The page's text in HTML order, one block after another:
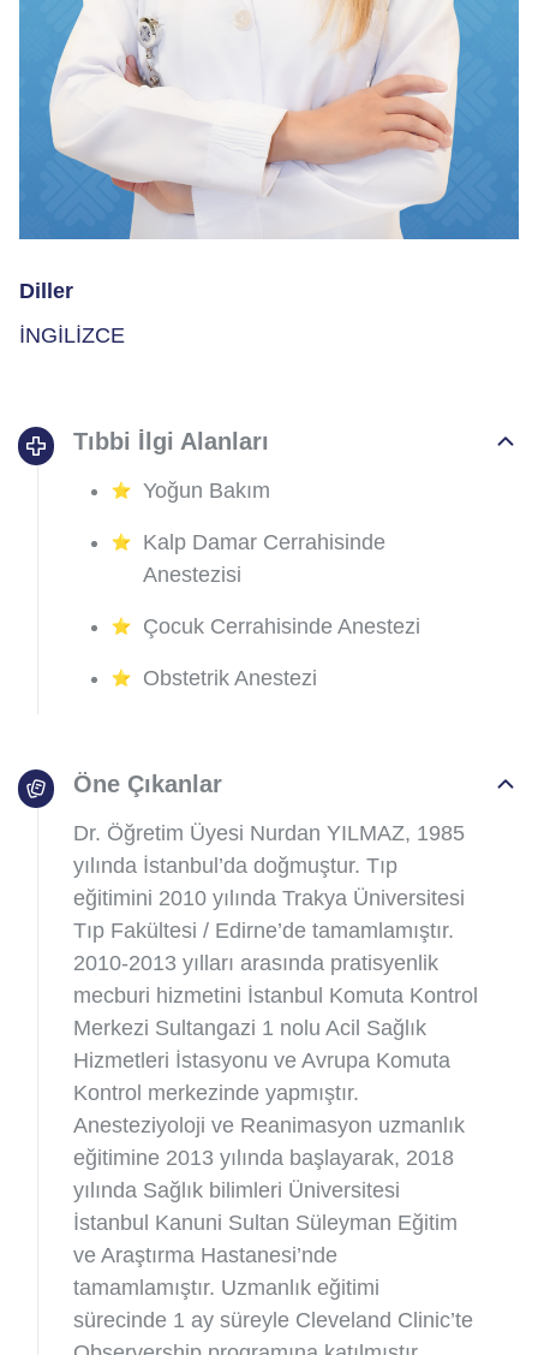
Diller
İNGİLİZCE
Tıbbi İlgi Alanları
Yoğun Bakım
Kalp Damar Cerrahisinde
Anestezisi
Çocuk Cerrahisinde Anestezi
Obstetrik Anestezi
Öne Çıkanlar
Dr. Öğretim Üyesi Nurdan YILMAZ, 1985
yılında İstanbul’da doğmuştur. Tıp
eğitimini 2010 yılında Trakya Üniversitesi
Tıp Fakültesi / Edirne’de tamamlamıştır.
2010-2013 yılları arasında pratisyenlik
mecburi hizmetini İstanbul Komuta Kontrol
Merkezi Sultangazi 1 nolu Acil Sağlık
Hizmetleri İstasyonu ve Avrupa Komuta
Kontrol merkezinde yapmıştır.
Anesteziyoloji ve Reanimasyon uzmanlık
eğitimine 2013 yılında başlayarak, 2018
yılında Sağlık bilimleri Üniversitesi
İstanbul Kanuni Sultan Süleyman Eğitim
ve Araştırma Hastanesi’nde
tamamlamıştır. Uzmanlık eğitimi
sürecinde 1 ay süreyle Cleveland Clinic’te